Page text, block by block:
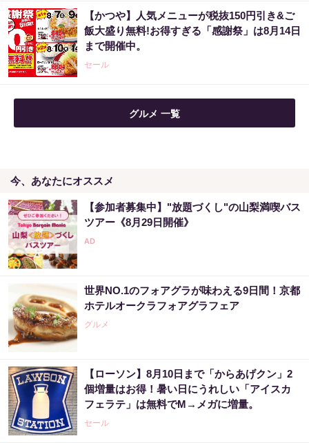
Amazon今日も見逃せない！80%OFF以上が
続々登場
PR（Amazon）
【かつや】人気メニューが税抜150円引き&ご
飯大盛り無料!お得すぎる「感謝祭」は8月14日
まで開催中。
セール
グルメ 一覧
今、あなたにオススメ
【参加者募集中】"放題づくし"の山梨満喫バス
ツアー《8月29日開催》
世界NO.1のフォアグラが味わえる9日間！京都
ホテルオークラフォアグラフェア
グルメ
【ローソン】8月10日まで「からあげクン」2
個増量はお得！暑い日にうれしい「アイスカ
フェラテ」は無料でM→メガに増量。
セール